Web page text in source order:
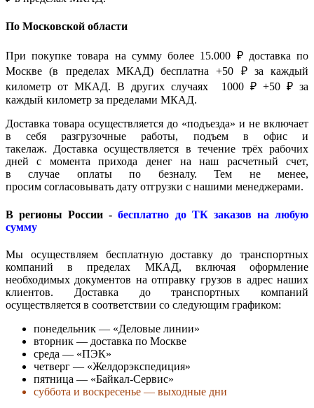
По Московской области
При покупке товара на сумму более 15.000 ₽ доставка по
Москве (в пределах МКАД) бесплатна +50 ₽ за каждый
километр от МКАД. В других случаях 1000 ₽ +50 ₽ за
каждый километр за пределами МКАД.
Доставка товара осуществляется до «подъезда» и не включает
в себя разгрузочные работы, подъем в офис и
такелаж. Доставка осуществляется в течение трёх рабочих
дней с момента прихода денег на наш расчетный счет,
в случае оплаты по безналу. Тем не менее,
просим согласовывать дату отгрузки с нашими менеджерами.
В регионы России -бесплатно до ТК заказов на любую
сумму
Мы осуществляем бесплатную доставку до транспортных
компаний в пределах МКАД, включая оформление
необходимых документов на отправку грузов в адрес наших
клиентов. Доставка до транспортных компаний
осуществляется в соответствии со следующим графиком:
понедельник — «Деловые линии»
вторник — доставка по Москве
среда — «ПЭК»
четверг — «Желдорэкспедиция»
пятница — «Байкал-Сервис»
суббота и воскресенье — выходные дни